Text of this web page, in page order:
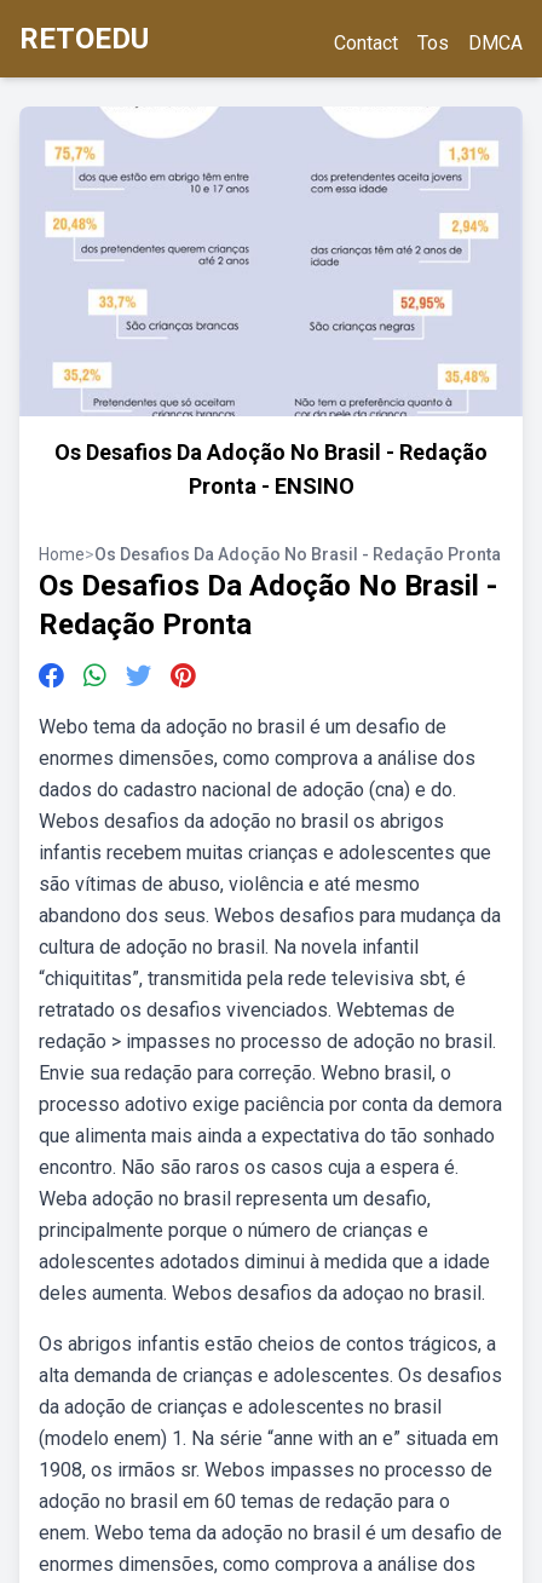
RETOEDU Contact Tos DMCA
Os Desafios Da Adoção No Brasil - Redação
Pronta - ENSINO
Home>Os Desafios Da Adoção No Brasil - Redação Pronta
Os Desafios Da Adoção No Brasil -
Redação Pronta
Webo tema da adoção no brasil é um desafio de
enormes dimensões, como comprova a análise dos
dados do cadastro nacional de adoção (cna) e do.
Webos desafios da adoção no brasil os abrigos
infantis recebem muitas crianças e adolescentes que
são vítimas de abuso, violência e até mesmo
abandono dos seus. Webos desafios para mudança da
cultura de adoção no brasil. Na novela infantil
“chiquititas”, transmitida pela rede televisiva sbt, é
retratado os desafios vivenciados. Webtemas de
redação > impasses no processo de adoção no brasil.
Envie sua redação para correção. Webno brasil, o
processo adotivo exige paciência por conta da demora
que alimenta mais ainda a expectativa do tão sonhado
encontro. Não são raros os casos cuja a espera é.
Weba adoção no brasil representa um desafio,
principalmente porque o número de crianças e
adolescentes adotados diminui à medida que a idade
deles aumenta. Webos desafios da adoçao no brasil.
Os abrigos infantis estão cheios de contos trágicos, a
alta demanda de crianças e adolescentes. Os desafios
da adoção de crianças e adolescentes no brasil
(modelo enem) 1. Na série “anne with an e” situada em
1908, os irmãos sr. Webos impasses no processo de
adoção no brasil em 60 temas de redação para o
enem. Webo tema da adoção no brasil é um desafio de
enormes dimensões, como comprova a análise dos